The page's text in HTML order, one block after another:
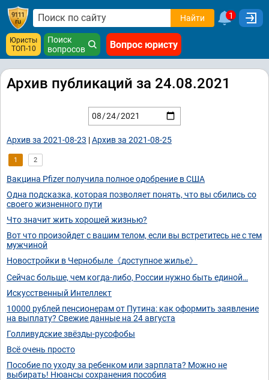
Найти 1
Юристы
ТОП-10
Поиск
вопросов
Вопрос юристу
Архив публикаций за 24.08.2021
Архив за 2021-08-23 |Архив за 2021-08-25
1 2
Вакцина Pfizer получила полное одобрение в США
Одна подсказка, которая позволяет понять, что вы сбились со
своего жизненного пути
Что значит жить хорошей жизнью?
Вот что произойдет с вашим телом, если вы встретитесь не с тем
мужчиной
Новостройки в Чернобыле《доступное жилье》
Сейчас больше, чем когда-либо, России нужно быть единой…
Искусственный Интеллект
10000 рублей пенсионерам от Путина: как оформить заявление
на выплату? Свежие данные на 24 августа
Голливудские звёзды-русофобы
Всё очень просто
Пособие по уходу за ребенком или зарплата? Можно не
выбирать! Нюансы сохранения пособия